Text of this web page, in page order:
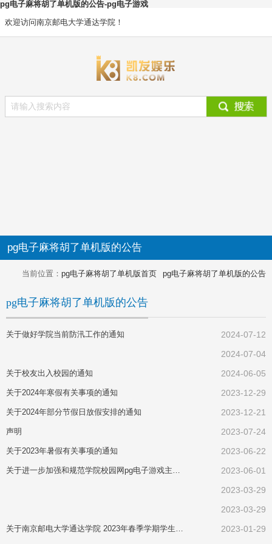
pg电子麻将胡了单机版的公告-pg电子游戏
欢迎访问南京邮电大学通达学院！
pg电子麻将胡了单机版的公告
当前位置： pg电子麻将胡了单机版首页 pg电子麻将胡了单机版的公告
pg电子麻将胡了单机版的公告
关于做好学院当前防汛工作的通知
2024-07-12
2024-07-04
关于校友出入校园的通知 2024-06-05
关于2024年寒假有关事项的通知 2023-12-29
关于2024年部分节假日放假安排的通知 2023-12-21
声明 2023-07-24
关于2023年暑假有关事项的通知 2023-06-22
关于进一步加强和规范学院校园网pg电子游戏主页 新闻照片要求的通知
2023-06-01
2023-03-29
2023-03-29
关于南京邮电大学通达学院 2023年春季学期学生返校报到的通知 2023-01-29